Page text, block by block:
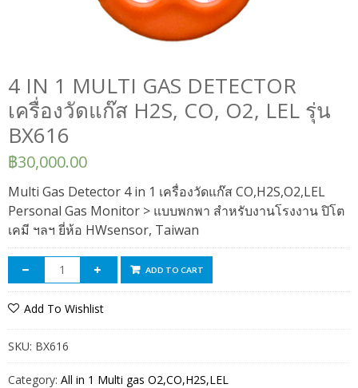
4 IN 1 MULTI GAS DETECTOR
เครื่องวัดแก๊ส H2S, CO, O2, LEL รุ่น
BX616
฿30,000.00
Multi Gas Detector 4 in 1 เครื่องวัดแก๊ส CO,H2S,O2,LEL
Personal Gas Monitor > แบบพกพา สำหรับงานโรงงาน ปิโต
เคมี ฯลฯ ยี่ห้อ HWsensor, Taiwan
ADD TO CART
Add To Wishlist
SKU: BX616
Category: All in 1 Multi gas O2,CO,H2S,LEL